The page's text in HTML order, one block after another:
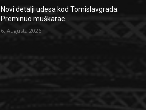
Novi detalji udesa kod Tomislavgrada:
Preminuo muškarac...
6. Augusta 2026.